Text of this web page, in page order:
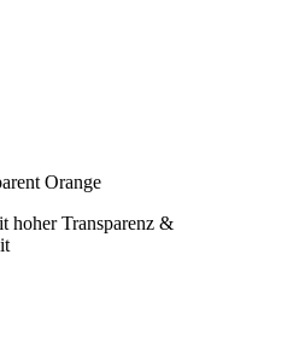
Orange
hoher Transparenz &